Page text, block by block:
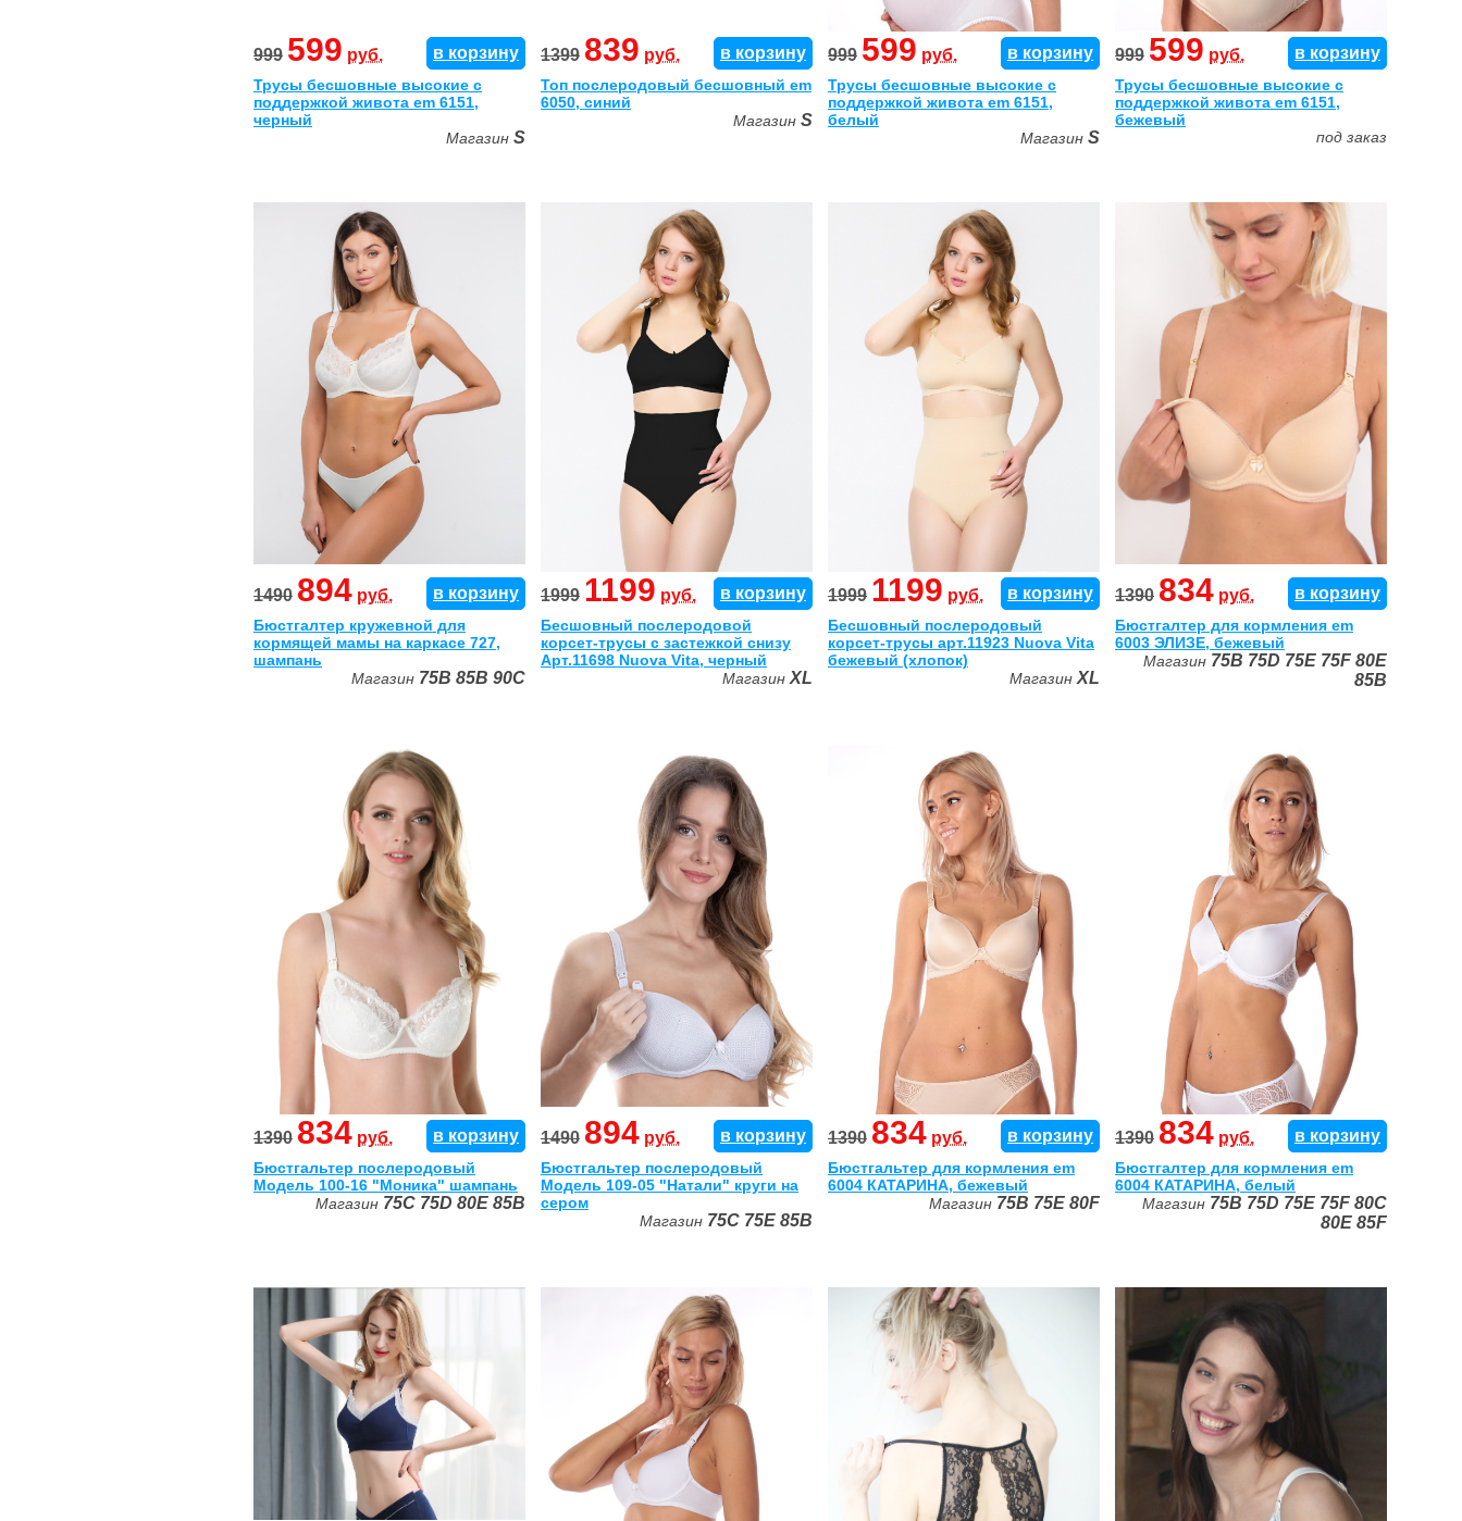
999 599 руб. в корзину
Трусы бесшовные высокие с
поддержкой живота em 6151,
черный
Магазин S
1399 839 руб. в корзину
Топ послеродовый бесшовный em
6050, синий
Магазин S
999 599 руб. в корзину
Трусы бесшовные высокие с
поддержкой живота em 6151,
белый
Магазин S
999 599 руб. в корзину
Трусы бесшовные высокие с
поддержкой живота em 6151,
бежевый
под заказ
1490 894 руб. в корзину
Бюстгалтер кружевной для
кормящей мамы на каркасе 727,
шампань
Магазин 75B 85B 90C
1999 1199 руб. в корзину
Бесшовный послеродовой
корсет-трусы с застежкой снизу
Арт.11698 Nuova Vita, черный
Магазин XL
1999 1199 руб. в корзину
Бесшовный послеродовый
корсет-трусы арт.11923 Nuova Vita
бежевый (хлопок)
Магазин XL
1390 834 руб. в корзину
Бюстгалтер для кормления em
6003 ЭЛИЗЕ, бежевый
Магазин 75B 75D 75E 75F 80E
85B
1390 834 руб. в корзину
Бюстгальтер послеродовый
Модель 100-16 "Моника" шампань
Магазин 75C 75D 80E 85B
1490 894 руб. в корзину
Бюстгальтер послеродовый
Модель 109-05 "Натали" круги на
сером
Магазин 75C 75E 85B
1390 834 руб. в корзину
Бюстгальтер для кормления em
6004 КАТАРИНА, бежевый
Магазин 75B 75E 80F
1390 834 руб. в корзину
Бюстгалтер для кормления em
6004 КАТАРИНА, белый
Магазин 75B 75D 75E 75F 80C
80E 85F